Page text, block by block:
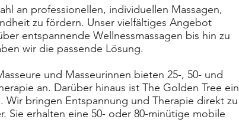
an professionellen, individuellen Massagen,
zu fördern. Unser vielfältiges Angebot
entspannende Wellnessmassagen bis hin zu
wir die passende Lösung.
und Masseurinnen bieten 25-, 50- und
an. Darüber hinaus ist The Golden Tree ein
bringen Entspannung und Therapie direkt zu
Sie erhalten eine 50- oder 80-minütige mobile